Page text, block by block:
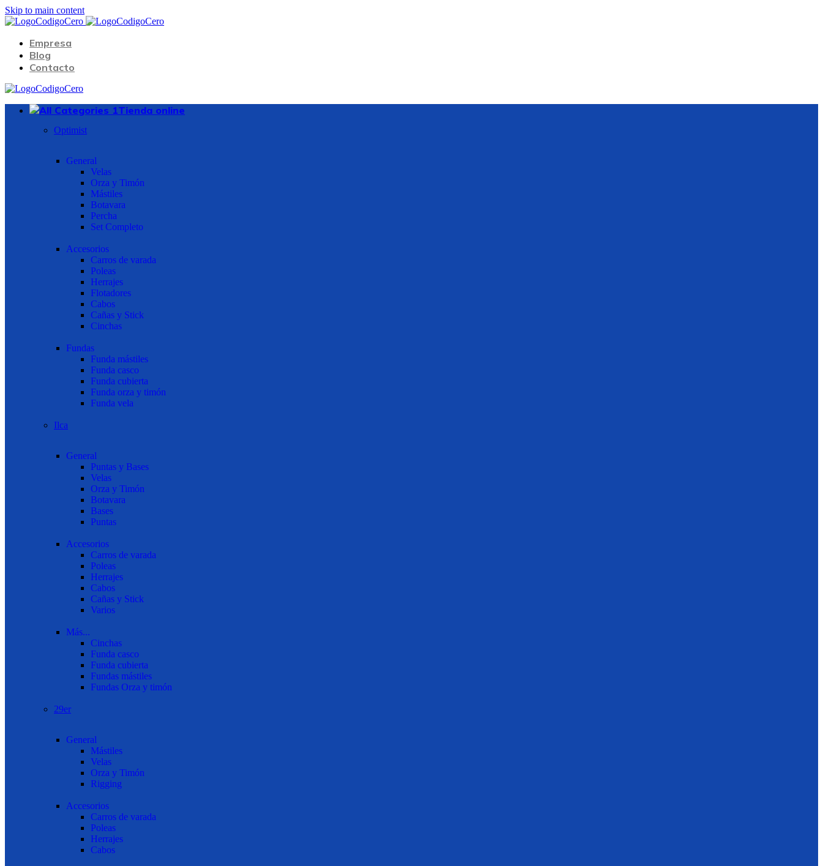
Skip to main content
Empresa
Blog
Contacto
Tienda online
Optimist
General
Velas
Orza y Timón
Mástiles
Botavara
Percha
Set Completo
Accesorios
Carros de varada
Poleas
Herrajes
Flotadores
Cabos
Cañas y Stick
Cinchas
Fundas
Funda mástiles
Funda casco
Funda cubierta
Funda orza y timón
Funda vela
Ilca
General
Puntas y Bases
Velas
Orza y Timón
Botavara
Bases
Puntas
Accesorios
Carros de varada
Poleas
Herrajes
Cabos
Cañas y Stick
Varios
Más...
Cinchas
Funda casco
Funda cubierta
Fundas mástiles
Fundas Orza y timón
29er
General
Mástiles
Velas
Orza y Timón
Rigging
Accesorios
Carros de varada
Poleas
Herrajes
Cabos